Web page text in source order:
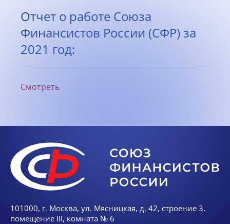
Отчет о работе Союза
Финансистов России (СФР) за
2021 год:
Смотреть
101000, г. Москва, ул. Мясницкая, д. 42, строение 3,
помещение III, комната № 6